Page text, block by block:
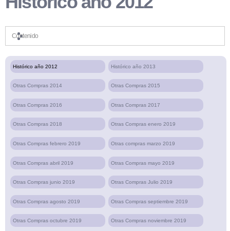
Contenido
Histórico año 2012 Histórico año 2013
Otras Compras 2014 Otras Compras 2015
Otras Compras 2016 Otras Compras 2017
Otras Compras 2018 Otras Compras enero 2019
Otras Compras febrero 2019 Otras compras marzo 2019
Otras Compras abril 2019 Otras Compras mayo 2019
Otras Compras junio 2019 Otras Compras Julio 2019
Otras Compras agosto 2019 Otras Compras septiembre 2019
Otras Compras octubre 2019 Otras Compras noviembre 2019